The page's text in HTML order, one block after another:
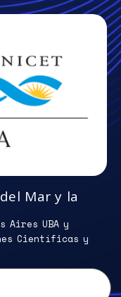
Mar y la
Aires UBA y
Científicas y